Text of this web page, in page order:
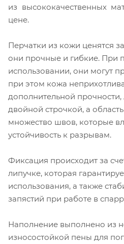
из высококачественных
цене.
Перчатки из кожи ценятся
они прочные и гибкие. При
использовании, они могут
при этом кожа
дополнительной
двойной строчкой, а
множество швов, которые
устойчивость к разрывам.
Фиксация происходит за
липучке, которая
использования, а также
запястий при работе в
Наполнение выполнено из
износостойкой пены для